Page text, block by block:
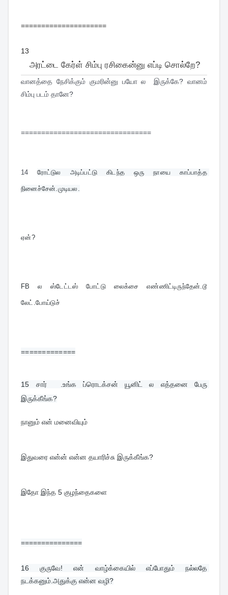
=====================
13
அரட்டை கேர்ள் சிம்பு ரசிகைன்னு எப்டி சொல்றே?
வானத்தை நேசிக்கும் குமரின்னு பயோ ல இருக்கே? வானம்
சிம்பு படம் தானே?
================================
14 ரோட்டுல அடிப்பட்டு கிடந்த ஒரு நாயை காப்பாத்த
நினைச்சேன்.முடியல.
ஏன்?
FB ல ஸ்டேட்டஸ் போட்டு லைக்சை எண்ணிட்டிருந்தேன்.டூ
லேட்.போய்டுச்
=============
15 சார்  .உங்க ப்ரொடக்சன் யூனிட் ல எத்தனை பேரு
இருக்கீங்க?
நானும் என் மனைவியும்
இதுவரை என்ன் என்ன தயாரிச்சு இருக்கீங்க?
இதோ இந்த 5 குழந்தைகளை
===============
16 குருவே! என் வாழ்க்கையில் எப்போதும் நல்லதே
நடக்கனும்.அதுக்கு என்ன வழி?